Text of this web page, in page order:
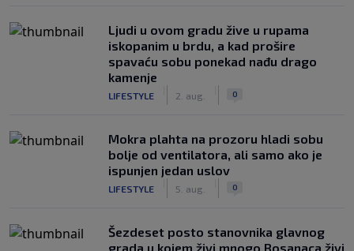
Ljudi u ovom gradu žive u rupama
iskopanim u brdu, a kad prošire
spavaću sobu ponekad nađu drago
kamenje
LIFESTYLE 2. aug. 0
Mokra plahta na prozoru hladi sobu
bolje od ventilatora, ali samo ako je
ispunjen jedan uslov
LIFESTYLE 5. aug. 0
Šezdeset posto stanovnika glavnog
grada u kojem živi mnogo Bosanaca živi